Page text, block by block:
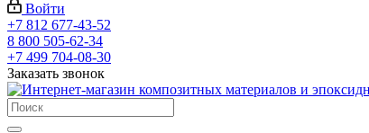
Войти
+7 812 677-43-52
8 800 505-62-34
+7 499 704-08-30
Заказать звонок